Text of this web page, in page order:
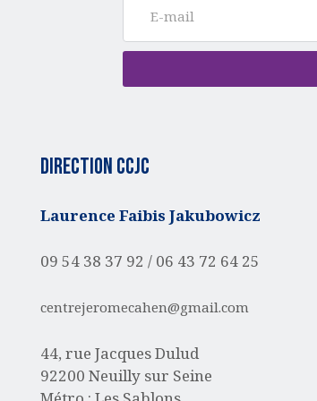
Direction CCJC
Laurence Faibis Jakubowicz
09 54 38 37 92 / 06 43 72 64 25
centrejeromecahen@gmail.com
44, rue Jacques Dulud
92200 Neuilly sur Seine